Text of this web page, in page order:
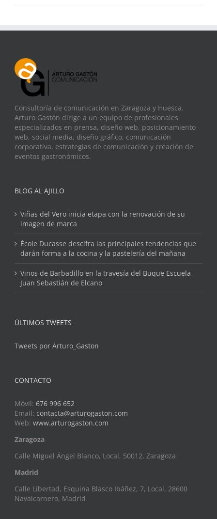
Consultoría de comunicación en Zaragoza y Huesca.
Arturo Gastón dirige a un equipo de profesionales
especializados en prensa, diseño web, posicionamiento
web, social media, diseño gráfico, comunicación
corporativa, estrategias de comunicación y creación de
eventos gastronómicos.
BLOG AL AJILLO
Viñas del Vero inicia etapa con la renovación de su
imagen de marca
École Ducasse descifra las principales tendencias que
darán forma a la cocina y la pastelería del mañana
Vinos de Barbadillo en la travesía del Buque Escuela
Juan Sebastián de Elcano
ÚLTIMOS TWEETS
Tweets por Arturo_Gaston
CONTACTO
Móvil: 676 996 652
Email: contacta@arturogaston.com
Web: www.arturogaston.com
Zaragoza
Calle Miguel Ángel Blanco, Local, 50012, Zaragoza
Madrid
Calle Libertad, Esquina Blasco Ibáñez, 7, Local, 28600
Navalcarnero, Madrid